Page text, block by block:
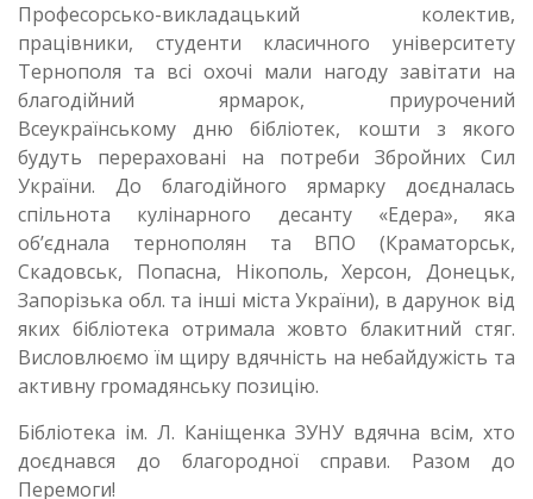
Професорсько-викладацький колектив,
працівники, студенти класичного університету
Тернополя та всі охочі мали нагоду завітати на
благодійний ярмарок, приурочений
Всеукраїнському дню бібліотек, кошти з якого
будуть перераховані на потреби Збройних Cил
України. До благодійного ярмарку доєдналась
спільнота кулінарного десанту «Едера», яка
обʼєднала тернополян та ВПО (Краматорськ,
Скадовськ, Попасна, Нікополь, Херсон, Донецьк,
Запорізька обл. та інші міста України), в дарунок від
яких бібліотека отримала жовто блакитний стяг.
Висловлюємо їм щиру вдячність на небайдужість та
активну громадянську позицію.
Бібліотека ім. Л. Каніщенка ЗУНУ вдячна всім, хто
доєднався до благородної справи. Разом до
Перемоги!